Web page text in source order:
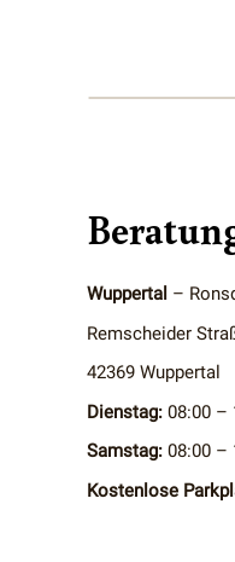
Wuppertal –
Remscheider
42369 Wuppertal
Dienstag: 08:00 –
Samstag: 08:00 –
Kostenlose